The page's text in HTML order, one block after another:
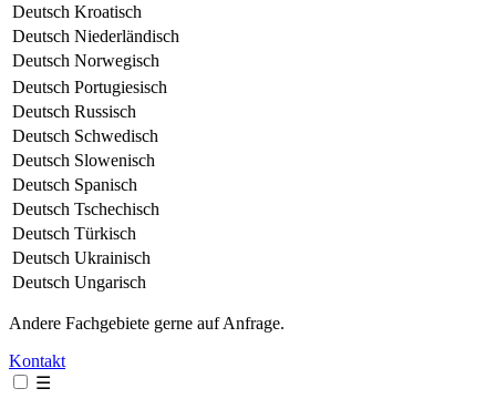
Deutsch Kroatisch
Deutsch Niederländisch
Deutsch Norwegisch
Deutsch Portugiesisch
Deutsch Russisch
Deutsch Schwedisch
Deutsch Slowenisch
Deutsch Spanisch
Deutsch Tschechisch
Deutsch Türkisch
Deutsch Ukrainisch
Deutsch Ungarisch
Andere Fachgebiete gerne auf Anfrage.
Kontakt
☰